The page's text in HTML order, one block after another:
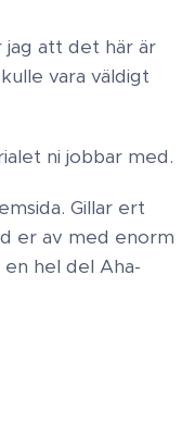
jag att det här är
vara väldigt
ni jobbar med.
Gillar ert
er av med enorm
hel del Aha-